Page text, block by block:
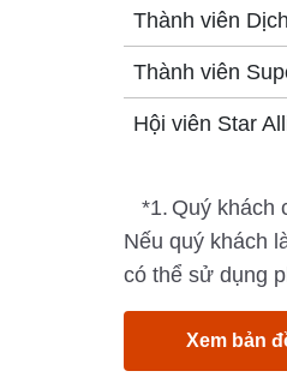
Thành viên
Thành viên
Hội viên Star
*1. Quý khách
Nếu quý khách
có thể sử dụng
Xem bản